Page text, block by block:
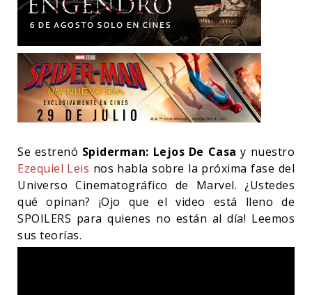
Se estrenó Spiderman: Lejos De Casa y nuestro
Ezequiel Leis nos habla sobre la próxima fase del
Universo Cinematográfico de Marvel. ¿Ustedes
qué opinan? ¡Ojo que el video está lleno de
SPOILERS para quienes no están al día! Leemos
sus teorías.